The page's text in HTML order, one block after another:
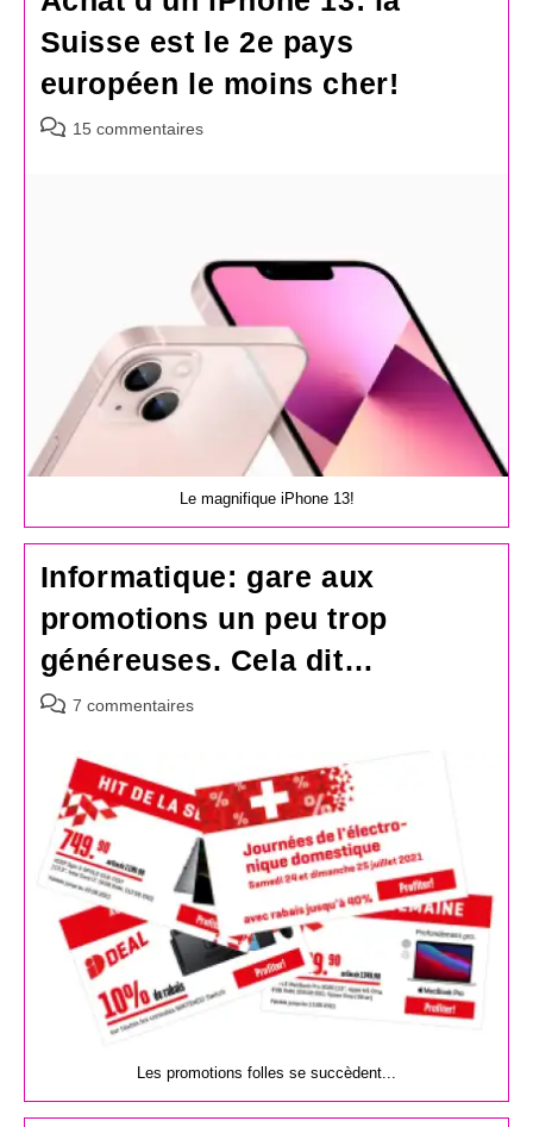
Suisse est le 2e pays
européen le moins cher!
Commentaires
15 commentaires
Le magnifique iPhone 13!
Informatique: gare aux
promotions un peu trop
généreuses. Cela dit…
Commentaires
publication :
7 commentaires
Les promotions folles se succèdent...